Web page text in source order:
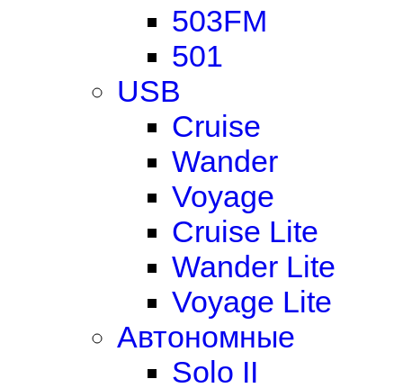
503FM
501
USB
Cruise
Wander
Voyage
Cruise Lite
Wander Lite
Voyage Lite
Автономные
Solo II